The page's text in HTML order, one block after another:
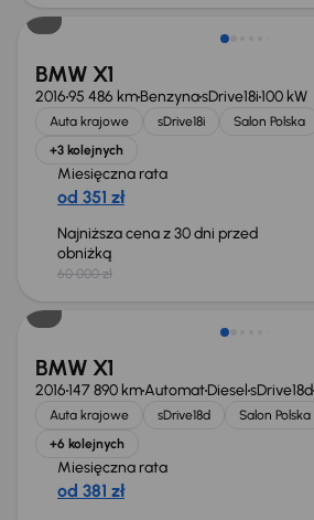
BMW X1
201695 486 kmBenzynasDrive18i100 kW
Auta krajowe sDrive18i Salon Polska
+3 kolejnych
Miesięczna rata
od 351 zł
Najniższa cena z 30 dni przed
obniżką
60 000 zł
BMW X1
2016147 890 kmAutomatDieselsDrive18d
Auta krajowe sDrive18d Salon Polska
+6 kolejnych
Miesięczna rata
od 381 zł